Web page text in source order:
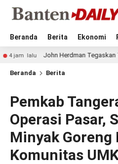
Beranda Berita Ekonomi
John Herdman Tegaskan Timnas
Beranda Berita
Pemkab
Operasi Pasar,
Minyak Goreng
Komunitas